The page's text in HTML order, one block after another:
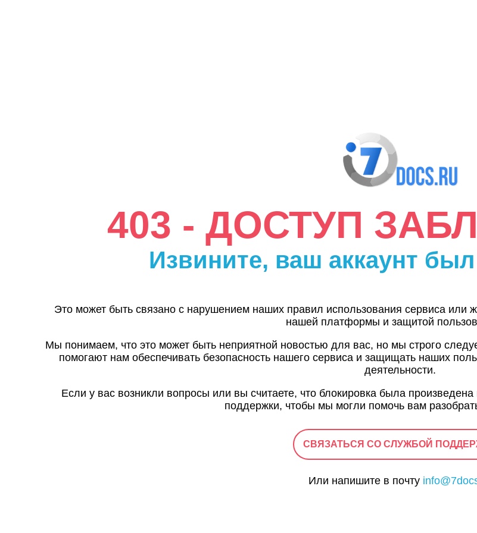
403 - ДОСТУП
Извините, ваш аккаунт
Это может быть связано с нарушением наших правил использования сервиса или
нашей платформы и защитой
Мы понимаем, что это может быть неприятной новостью для вас, но мы строго
помогают нам обеспечивать безопасность нашего сервиса и защищать наших
деятельности.
Если у вас возникли вопросы или вы считаете, что блокировка была
поддержки, чтобы мы могли помочь вам
СВЯЗАТЬСЯ СО СЛУЖБОЙ
Или напишите в почту